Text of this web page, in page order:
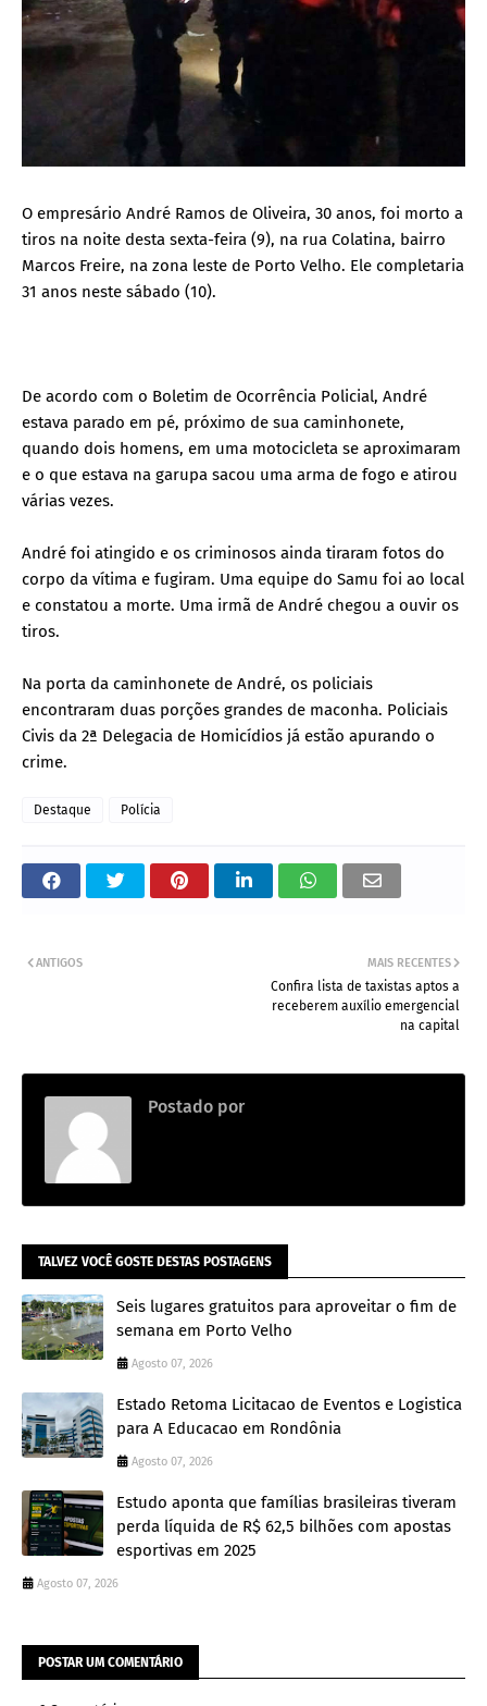
O empresário André Ramos de Oliveira, 30 anos, foi morto a
tiros na noite desta sexta-feira (9), na rua Colatina, bairro
Marcos Freire, na zona leste de Porto Velho. Ele completaria
31 anos neste sábado (10).
De acordo com o Boletim de Ocorrência Policial, André
estava parado em pé, próximo de sua caminhonete,
quando dois homens, em uma motocicleta se aproximaram
e o que estava na garupa sacou uma arma de fogo e atirou
várias vezes.
André foi atingido e os criminosos ainda tiraram fotos do
corpo da vítima e fugiram. Uma equipe do Samu foi ao local
e constatou a morte. Uma irmã de André chegou a ouvir os
tiros.
Na porta da caminhonete de André, os policiais
encontraram duas porções grandes de maconha. Policiais
Civis da 2ª Delegacia de Homicídios já estão apurando o
crime.
Destaque Polícia
MAIS RECENTES
Confira lista de taxistas aptos a
receberem auxílio emergencial
na capital
ANTIGOS
Postado por
TALVEZ VOCÊ GOSTE DESTAS POSTAGENS
Seis lugares gratuitos para aproveitar o fim de
semana em Porto Velho
Agosto 07, 2026
Estado Retoma Licitacao de Eventos e Logistica
para A Educacao em Rondônia
Agosto 07, 2026
Estudo aponta que famílias brasileiras tiveram
perda líquida de R$ 62,5 bilhões com apostas
esportivas em 2025
Agosto 07, 2026
POSTAR UM COMENTÁRIO